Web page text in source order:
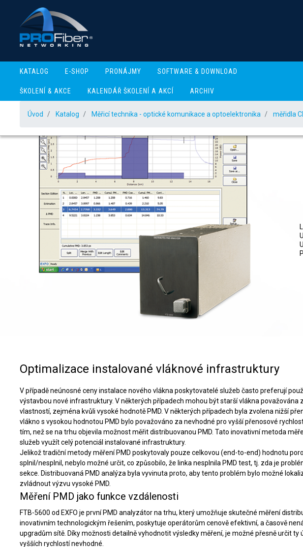
KATALOG E-SHOP PRONÁJMY SOFTWARE & DOWNLOAD
ŠKOLENÍ & AKCE KALENDÁŘ ŠKOLENÍ A AKCÍ ARCHIV
Úvod Katalog Měřicí technika - optické komunikace a optoelektronika měřidla
Optimalizace instalované vláknové infrastruktury
V případě neúnosné ceny instalace nového vlákna poskytovatelé služeb často preferují
výstavbou nové infrastruktury. V některých případech mohou být starší vlákna považována
vlastností, zejména kvůli vysoké hodnotě PMD. V některých případech byla zvolena nižší
vlákno s vysokou hodnotou PMD bylo považováno za nevhodné pro vyšší přenosové
tím, než se na trhu objevila možnost měřit distribuovanou PMD. Tato inovativní metoda
služeb využít celý potenciál instalované infrastruktury.
Jelikož tradiční metody měření PMD poskytovaly pouze celkovou (end-to-end) hodnotu
splnil/nesplnil, nebylo možné určit, co způsobilo, že linka nesplnila PMD test, tj. zda je
sekce. Distribuovaná PMD analýza byla vyvinuta proto, aby tento problém bylo možné
zvládnout výzvu vysoké PMD.
Měření PMD jako funkce vzdálenosti
FTB-5600 od EXFO je první PMD analyzátor na trhu, který umožňuje skutečné měření
inovativním technologickým řešením, poskytuje operátorům cenově efektivní, a časově
upgradům sítě. Díky možnosti detailně vyhodnotit výsledky měření, je možné přesně určit ty
vyšších rychlostí nevhodné.